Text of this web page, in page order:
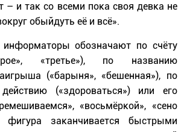
– и так со всеми пока своя девка не
обыйдуть её и всё».
информаторы обозначают по счёту
«третье»), по названию
(«барыня», «бешенная»), по
(«здороваться») или его
«восьмёркой», «сено
заканчивается быстрыми